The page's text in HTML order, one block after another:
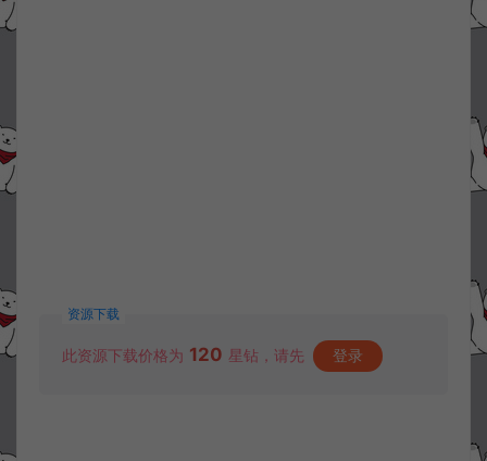
资源下载
此资源下载价格为 120 星钻，请先 登录